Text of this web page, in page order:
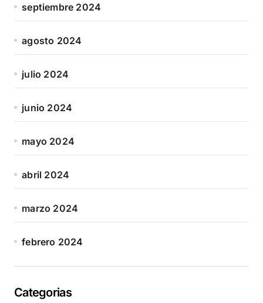
septiembre 2024
agosto 2024
julio 2024
junio 2024
mayo 2024
abril 2024
marzo 2024
febrero 2024
Categorias